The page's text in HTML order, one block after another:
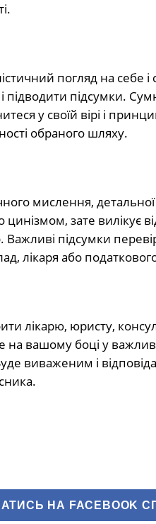
погляд на себе і
підводити підсумки.
у своїй вірі і
обраного шляху.
мислення,
зате вилікує
Важливі підсумки
лікаря або
лікарю, юристу,
на вашому боці у
виваженим і
НА FACEBOOK